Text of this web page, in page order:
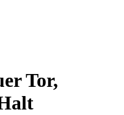
Tor,